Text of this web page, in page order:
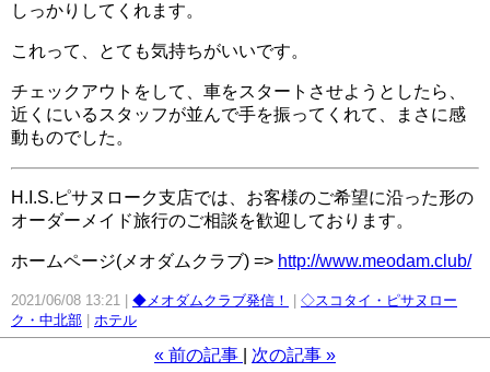
しっかりしてくれます。
これって、とても気持ちがいいです。
チェックアウトをして、車をスタートさせようとしたら、
近くにいるスタッフが並んで手を振ってくれて、まさに感
動ものでした。
H.I.S.ピサヌローク支店では、お客様のご希望に沿った形の
オーダーメイド旅行のご相談を歓迎しております。
ホームページ(メオダムクラブ) => http://www.meodam.club/
2021/06/08 13:21 ◆メオダムクラブ発信！
◇スコタイ・ピサヌロー
ク・中北部
ホテル
« 前の記事 次の記事 »